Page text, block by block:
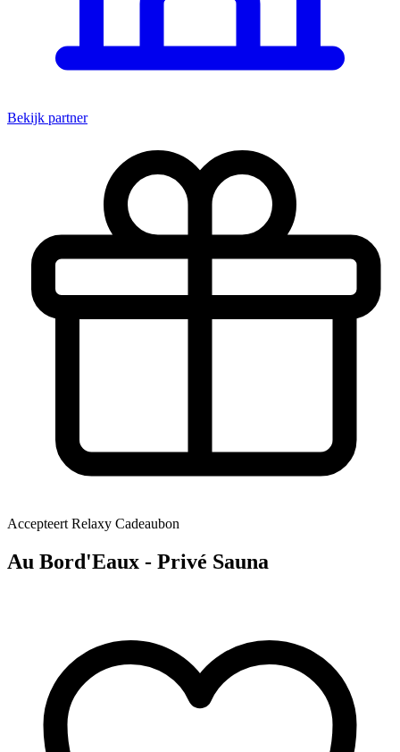
Bekijk partner
Accepteert Relaxy Cadeaubon
Au Bord'Eaux - Privé Sauna